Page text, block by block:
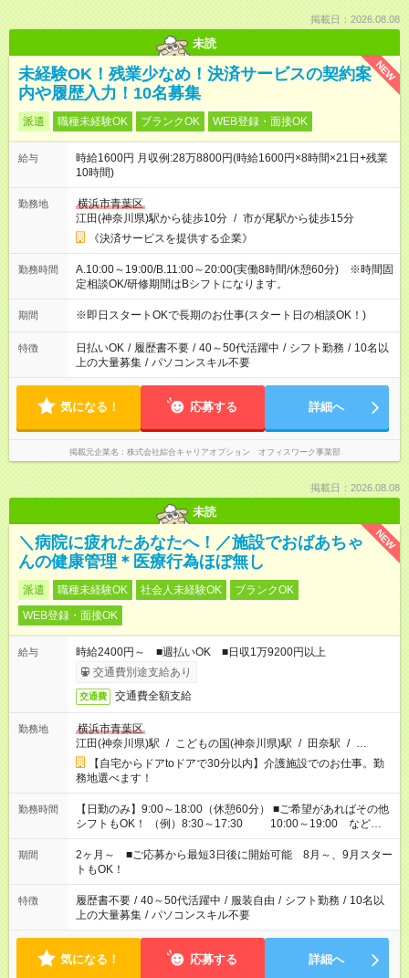
掲載日：2026.08.08
未読
NEW
未経験OK！残業少なめ！決済サービスの契約案
内や履歴入力！10名募集
派遣 職種未経験OK ブランクOK WEB登録・面接OK
給与
時給1600円 月収例:28万8800円(時給1600円×8時間×21日+残業
10時間)
勤務地
横浜市青葉区
江田(神奈川県)駅から徒歩10分 / 市が尾駅から徒歩15分
《決済サービスを提供する企業》
勤務時間
A.10:00～19:00/B.11:00～20:00(実働8時間/休憩60分) ※時間固
定相談OK/研修期間はBシフトになります。
期間 ※即日スタートOKで長期のお仕事(スタート日の相談OK！)
特徴 日払いOK / 履歴書不要 / 40～50代活躍中 / シフト勤務 / 10名以
上の大量募集 / パソコンスキル不要
気になる！ 応募する 詳細へ
掲載元企業名 株式会社綜合キャリアオプション オフィスワーク事業部
掲載日：2026.08.08
未読
NEW
＼病院に疲れたあなたへ！／施設でおばあちゃ
んの健康管理＊医療行為ほぼ無し
派遣 職種未経験OK 社会人未経験OK
ブランクOK
WEB登録・面接OK
給与
時給2400円～ ■週払いOK ■日収1万9200円以上
交通費別途支給あり
交通費 交通費全額支給
勤務地
横浜市青葉区
江田(神奈川県)駅 / こどもの国(神奈川県)駅 / 田奈駅 / …
【自宅からドアtoドアで30分以内】介護施設でのお仕事。勤
務地選べます！
勤務時間
【日勤のみ】9:00～18:00（休憩60分） ■ご希望があればその他
シフトもOK！ （例）8:30～17:30 10:00～19:00 など
「家族とお休みを合わせたい」 「できれば残業はしたくない」
など、あなたのご希望に沿ったお仕事をご紹介します！ ※Wワ
ーク希望の方へ 今ご覧のお仕事で希望する勤務時間と、もう1つ
のお仕事の勤務時間。 合計で週40時間を超える場合は応募でき
ません
期間
2ヶ月～ ■ご応募から最短3日後に開始可能 8月～、9月スター
トもOK！
特徴 履歴書不要 / 40～50代活躍中 / 服装自由 / シフト勤務 / 10名以
上の大量募集 / パソコンスキル不要
気になる！ 応募する 詳細へ